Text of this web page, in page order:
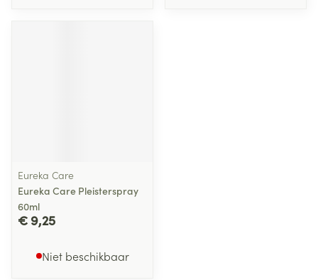
Eureka Care
Eureka Care Pleisterspray
60ml
€ 9,25
Niet beschikbaar